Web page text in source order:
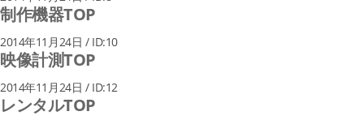
制作機器TOP
2014年11月24日 / ID:10
映像計測TOP
2014年11月24日 / ID:12
レンタルTOP